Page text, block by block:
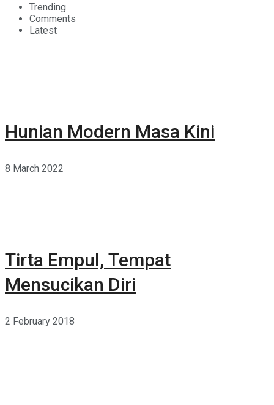
Trending
Comments
Latest
Hunian Modern Masa Kini
8 March 2022
Tirta Empul, Tempat
Mensucikan Diri
2 February 2018